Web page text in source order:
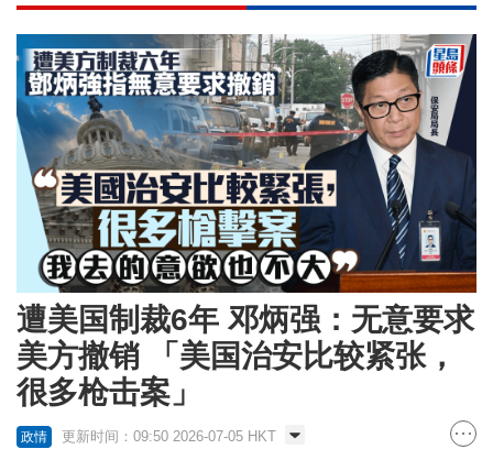
遭美国制裁6年 邓炳强：无意要求
美方撤销 「美国治安比较紧张，
很多枪击案」
政情 更新时间：09:50 2026-07-05 HKT